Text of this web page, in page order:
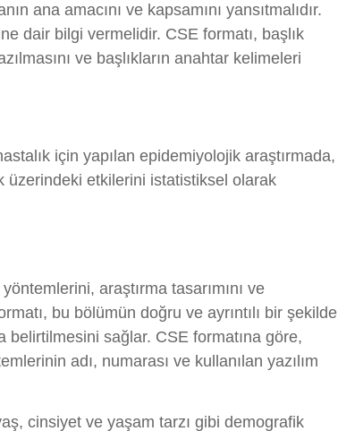
ana amacını ve kapsamını yansıtmalıdır.
dair bilgi vermelidir. CSE formatı, başlık
ve başlıkların anahtar kelimeleri
için yapılan epidemiyolojik araştırmada,
üzerindeki etkilerini istatistiksel olarak
araştırma tasarımını ve
bu bölümün doğru ve ayrıntılı bir şekilde
belirtilmesini sağlar. CSE formatına göre,
adı, numarası ve kullanılan yazılım
cinsiyet ve yaşam tarzı gibi demografik